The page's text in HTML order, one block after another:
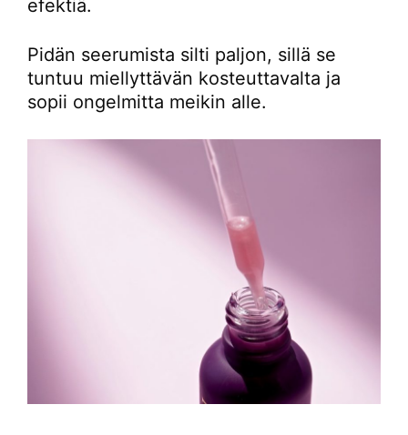
efektiä.
Pidän seerumista silti paljon, sillä se
tuntuu miellyttävän kosteuttavalta ja
sopii ongelmitta meikin alle.